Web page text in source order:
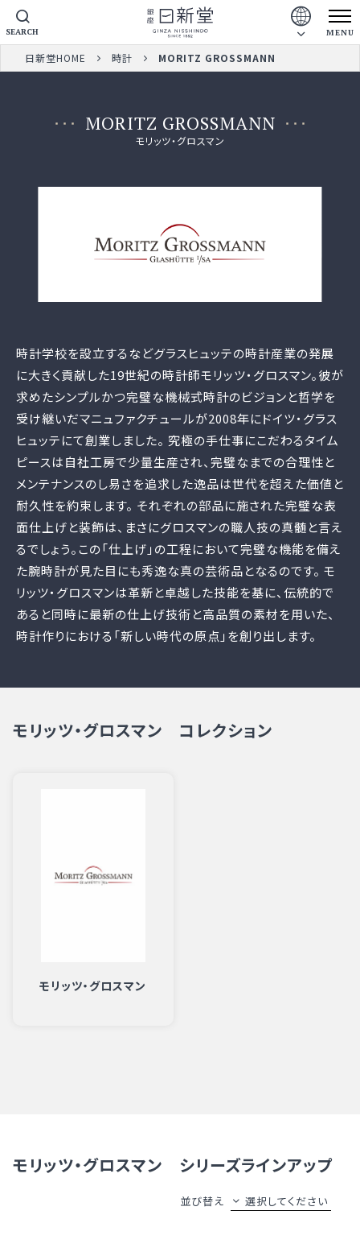
MENU
SEARCH
日新堂HOME 時計 MORITZ GROSSMANN
MORITZ GROSSMANN
モリッツ・グロスマン
時計学校を設立するなどグラスヒュッテの時計産業の発展
に大きく貢献した19世紀の時計師モリッツ・グロスマン。彼が
求めたシンプルかつ完璧な機械式時計のビジョンと哲学を
受け継いだマニュファクチュールが2008年にドイツ・グラス
ヒュッテにて創業しました。 究極の手仕事にこだわるタイム
ピースは自社工房で少量生産され、完璧なまでの合理性と
メンテナンスのし易さを追求した逸品は世代を超えた価値と
耐久性を約束します。 それぞれの部品に施された完璧な表
面仕上げと装飾は、まさにグロスマンの職人技の真髄と言え
るでしょう。この「仕上げ」の工程において完璧な機能を備え
た腕時計が見た目にも秀逸な真の芸術品となるのです。 モ
リッツ・グロスマンは革新と卓越した技能を基に、伝統的で
あると同時に最新の仕上げ技術と高品質の素材を用いた、
時計作りにおける「新しい時代の原点」を創り出します。
モリッツ・グロスマン コレクション
モリッツ・グロスマン
モリッツ・グロスマン シリーズラインアップ
並び替え 選択してください